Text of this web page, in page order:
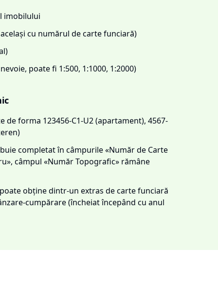
imobilului
cu numărul de carte funciară)
poate fi 1:500, 1:1000, 1:2000)
forma 123456-C1-U2 (apartament), 4567-
completat în câmpurile «Număr de Carte
câmpul «Număr Topografic» rămâne
obține dintr-un extras de carte funciară
cumpărare (încheiat începând cu anul